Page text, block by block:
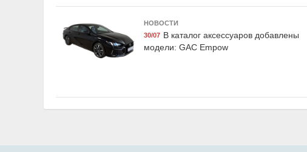
Fenox FAU1067
Hyundai/Kia
R8480AC1019K
НОВОСТИ
30/07 В каталог аксессуаров добавлены
модели: GAC Empow